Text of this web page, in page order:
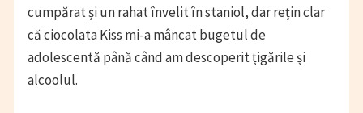
cumpărat și un rahat învelit în staniol, dar rețin clar
că ciocolata Kiss mi-a mâncat bugetul de
adolescentă până când am descoperit țigările și
alcoolul.